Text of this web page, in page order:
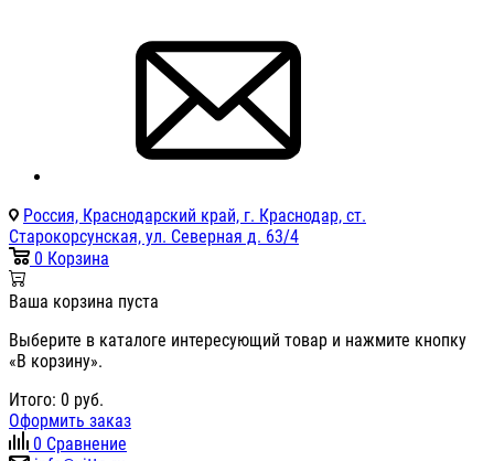
Россия, Краснодарский край, г. Краснодар, ст.
Старокорсунская, ул. Северная д. 63/4
0 Корзина
Ваша корзина пуста
Выберите в каталоге интересующий товар и нажмите кнопку
«В корзину».
Итого: 0 руб.
Оформить заказ
0 Сравнение